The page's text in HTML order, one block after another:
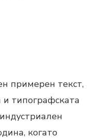
примерен текст,
и типографската
когато